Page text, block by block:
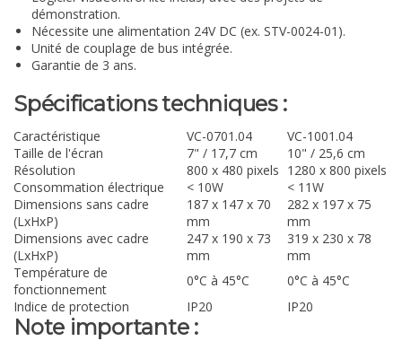
démonstration.
Nécessite une alimentation 24V DC (ex. STV-0024-01).
Unité de couplage de bus intégrée.
Garantie de 3 ans.
Spécifications techniques :
Caractéristique VC-0701.04
VC-1001.04
Taille de l'écran
7" / 17,7 cm
10" / 25,6 cm
Résolution
800 x 480 pixels 1280 x 800 pixels
Consommation électrique
< 10W
< 11W
Dimensions sans cadre
(LxHxP)
187 x 147 x 70
mm
282 x 197 x 75
mm
Dimensions avec cadre
(LxHxP)
247 x 190 x 73
mm
319 x 230 x 78
mm
Température de
fonctionnement
0°C à 45°C
0°C à 45°C
Indice de protection
IP20 IP20
Note importante :